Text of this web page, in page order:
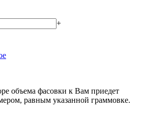
+
объема фасовки к Вам приедет
равным указанной граммовке.